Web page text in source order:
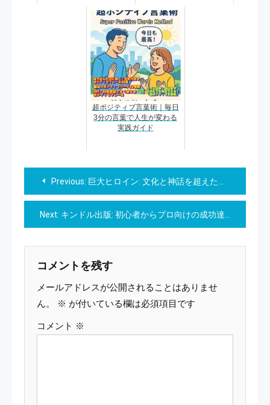
超ポジティブ言葉術｜毎日
3分の言葉で人生が変わる
実践ガイド
投
稿
ナ
ビ
ゲ
ー
シ
Previous: 巨大ヒロイン: 文化と神話を超えた守護者たちの物語 (エンターテイメント) Kindle版
Next: キンドル出版: 初心者からプロ向けの成功達成ガイド Kindle版 PIKAKICHI KENKOU (著)
コメントを残す
メールアドレスが公開されることはありませ
ん。
※ が付いている欄は必須項目です
コメント ※